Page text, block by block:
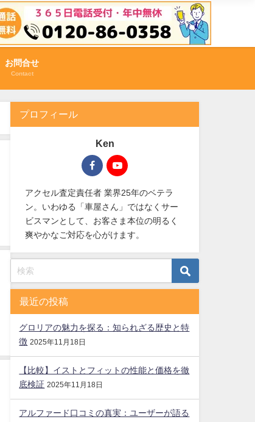
お問合せ
Contact
プロフィール
Ken
アクセル査定責任者 業界25年のベテラ
ン。いわゆる「車屋さん」ではなくサー
ビスマンとして、お客さま本位の明るく
爽やかなご対応を心がけます。
最近の投稿
グロリアの魅力を探る：知られざる歴史と特
徴 2025年11月18日
【比較】イストとフィットの性能と価格を徹
底検証 2025年11月18日
アルファード口コミの真実：ユーザーが語る